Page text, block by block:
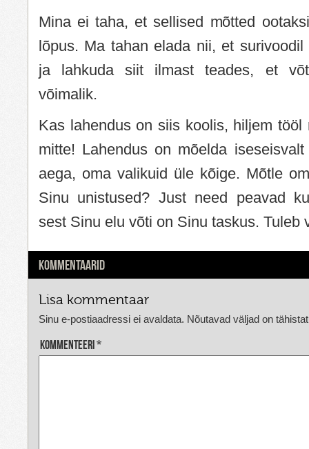
Mina ei taha, et sellised mõtted
lõpus. Ma tahan elada nii, et
ja lahkuda siit ilmast teades, et
võimalik.
Kas lahendus on siis koolis, hiljem tööl
mitte! Lahendus on mõelda
aega, oma valikuid üle kõige. Mõtle
Sinu unistused? Just need peavad
sest Sinu elu võti on Sinu taskus. Tuleb
KOMMENTAARID
Lisa kommentaar
Sinu e-postiaadressi ei avaldata. Nõutavad väljad on
Kommenteeri*